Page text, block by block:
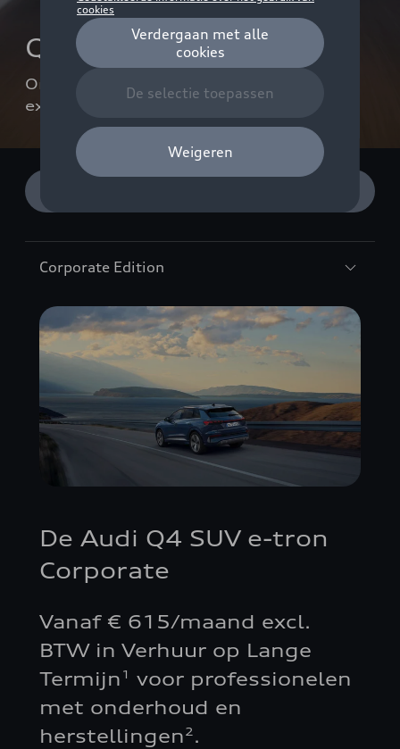
Q4 e-tron Condities
Ontdek de huidige voordelen en
exclusieve condities
Corporate Edition
De Audi Q4 SUV e-tron
Corporate
Vanaf € 615/maand excl.
BTW in Verhuur op Lange
Termijn 1
voor professionelen
met onderhoud en
herstellingen 2 .